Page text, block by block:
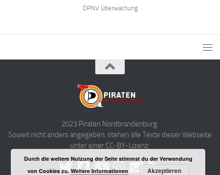
ÖPNV Überwachung
2023 Piraten Nordbrandenburg.
Soweit nicht anders angegeben, stehen alle Texte dieser Webseite
unter einer CC-BY-Lizenz.
Durch die weitere Nutzung der Seite stimmst du der Verwendung
von Cookies zu.Weitere Informationen Akzeptieren